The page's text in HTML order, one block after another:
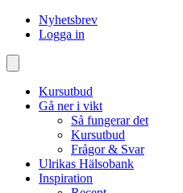
Nyhetsbrev
Logga in
Kursutbud
Gå ner i vikt
Så fungerar det
Kursutbud
Frågor & Svar
Ulrikas Hälsobank
Inspiration